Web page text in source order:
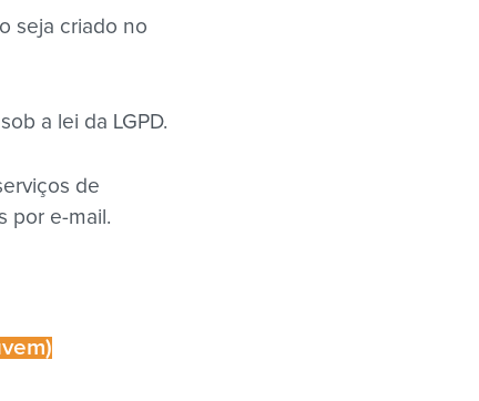
seja criado no
a lei da LGPD.
de
por e-mail.